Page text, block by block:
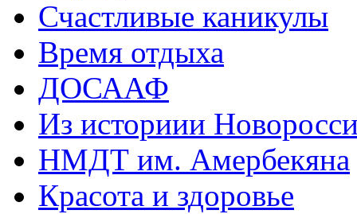
Счастливые каникулы
Время отдыха
ДОСААФ
Из историии
НМДТ им. Амербекяна
Красота и здоровье